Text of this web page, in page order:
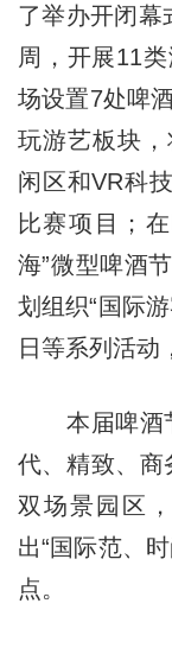
了举办开闭幕
周，开展11
场设置7处啤
玩游艺板块
闲区和VR科
比赛项目；
海”微型啤酒
划组织“国际
日等系列活动
本届啤酒节
代、精致、商
双场景园区
出“国际范、
点。